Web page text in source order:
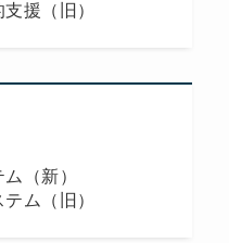
援（旧）
（新）
ム（旧）